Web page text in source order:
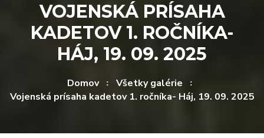
VOJENSKÁ PRÍSAHA
KADETOV 1. ROČNÍKA-
HÁJ, 19. 09. 2025
Domov
Všetky galérie
Vojenská prísaha kadetov 1. ročníka- Háj, 19. 09. 2025